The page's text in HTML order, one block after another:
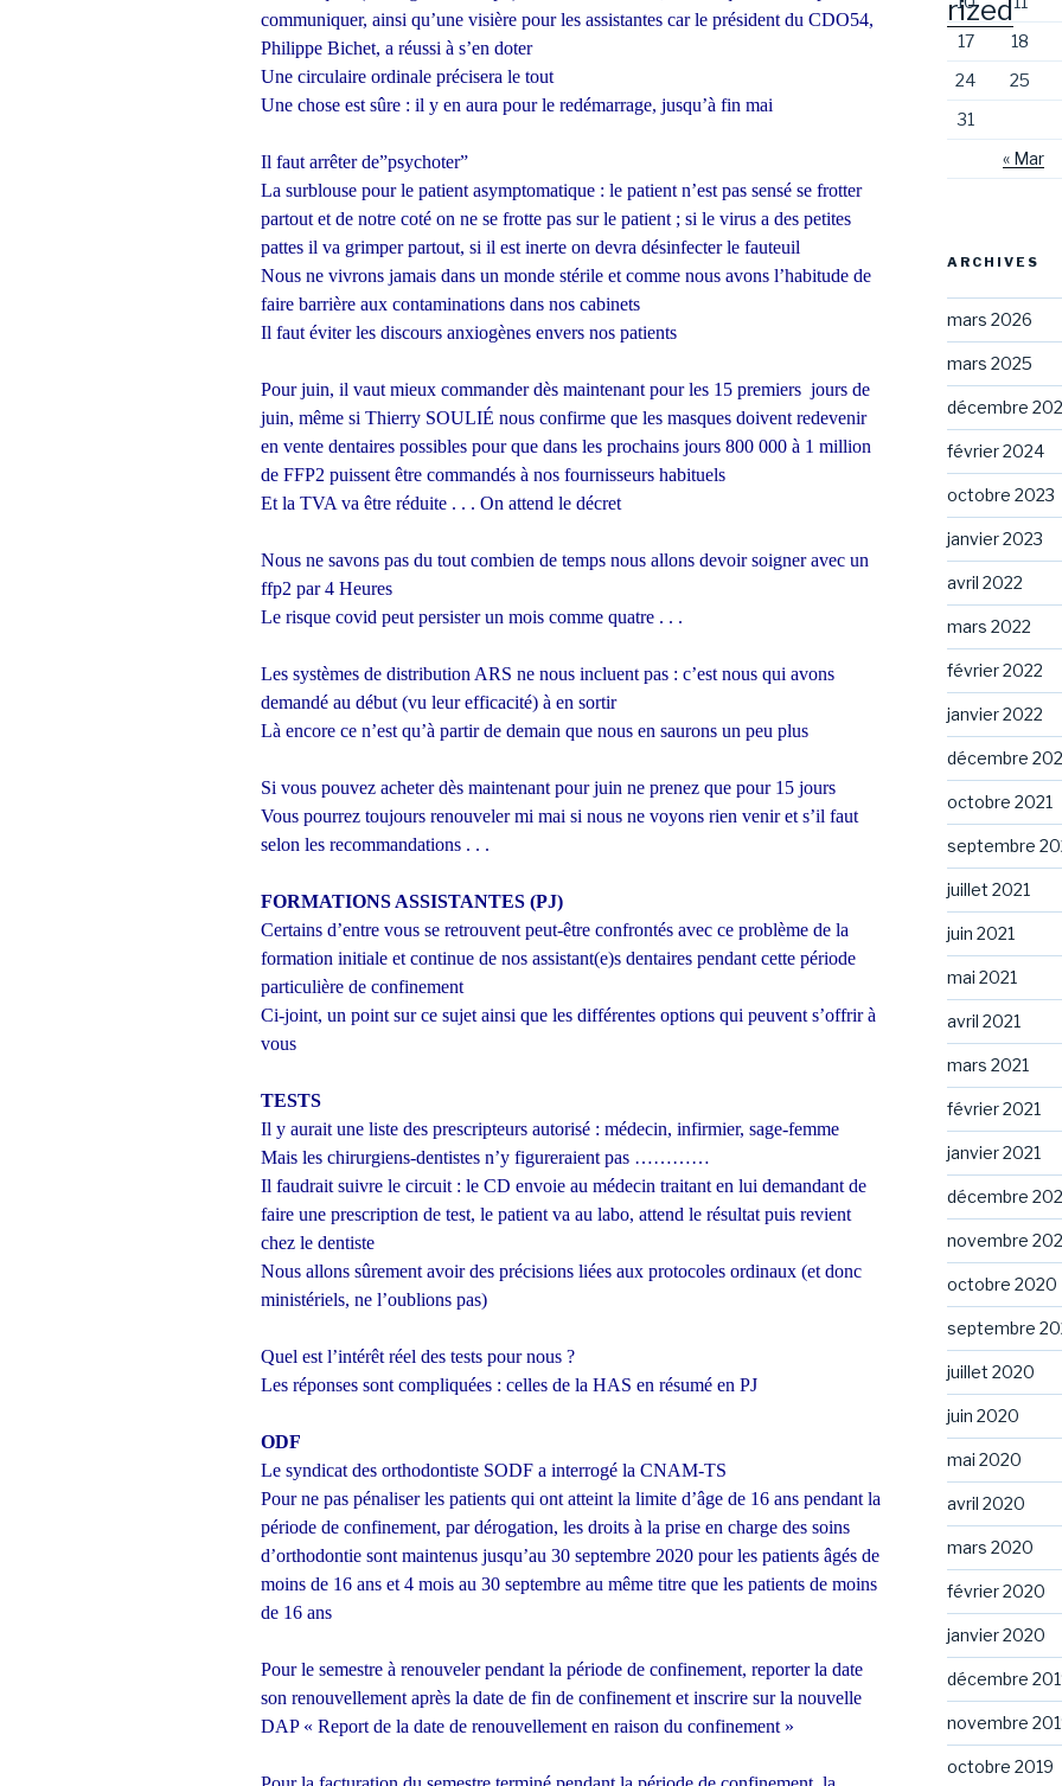
communiquer, ainsi qu’une visière pour les assistantes car le président du CDO54,
Philippe Bichet, a réussi à s’en doter
Une circulaire ordinale précisera le tout
Une chose est sûre : il y en aura pour le redémarrage, jusqu’à fin mai
Il faut arrêter de”psychoter”
La surblouse pour le patient asymptomatique : le patient n’est pas sensé se frotter
partout et de notre coté on ne se frotte pas sur le patient ; si le virus a des petites
pattes il va grimper partout, si il est inerte on devra désinfecter le fauteuil
Nous ne vivrons jamais dans un monde stérile et comme nous avons l’habitude de
faire barrière aux contaminations dans nos cabinets
Il faut éviter les discours anxiogènes envers nos patients
Pour juin, il vaut mieux commander dès maintenant pour les 15 premiers jours de
juin, même si Thierry SOULIÉ nous confirme que les masques doivent redevenir
en vente dentaires possibles pour que dans les prochains jours 800 000 à 1 million
de FFP2 puissent être commandés à nos fournisseurs habituels
Et la TVA va être réduite . . . On attend le décret
Nous ne savons pas du tout combien de temps nous allons devoir soigner avec un
ffp2 par 4 Heures
Le risque covid peut persister un mois comme quatre . . .
Les systèmes de distribution ARS ne nous incluent pas : c’est nous qui avons
demandé au début (vu leur efficacité) à en sortir
Là encore ce n’est qu’à partir de demain que nous en saurons un peu plus
Si vous pouvez acheter dès maintenant pour juin ne prenez que pour 15 jours
Vous pourrez toujours renouveler mi mai si nous ne voyons rien venir et s’il faut
selon les recommandations . . .
FORMATIONS ASSISTANTES (PJ)
Certains d’entre vous se retrouvent peut-être confrontés avec ce problème de la
formation initiale et continue de nos assistant(e)s dentaires pendant cette période
particulière de confinement
Ci-joint, un point sur ce sujet ainsi que les différentes options qui peuvent s’offrir à
vous
TESTS
Il y aurait une liste des prescripteurs autorisé : médecin, infirmier, sage-femme
Mais les chirurgiens-dentistes n’y figureraient pas …………
Il faudrait suivre le circuit : le CD envoie au médecin traitant en lui demandant de
faire une prescription de test, le patient va au labo, attend le résultat puis revient
chez le dentiste
Nous allons sûrement avoir des précisions liées aux protocoles ordinaux (et donc
ministériels, ne l’oublions pas)
Quel est l’intérêt réel des tests pour nous ?
Les réponses sont compliquées : celles de la HAS en résumé en PJ
ODF
Le syndicat des orthodontiste SODF a interrogé la CNAM-TS
Pour ne pas pénaliser les patients qui ont atteint la limite d’âge de 16 ans pendant la
période de confinement, par dérogation, les droits à la prise en charge des soins
d’orthodontie sont maintenus jusqu’au 30 septembre 2020 pour les patients âgés de
moins de 16 ans et 4 mois au 30 septembre au même titre que les patients de moins
de 16 ans
Pour le semestre à renouveler pendant la période de confinement, reporter la date
son renouvellement après la date de fin de confinement et inscrire sur la nouvelle
DAP « Report de la date de renouvellement en raison du confinement »
rized
« Mar
17
18
24
25
31
ARCHIVES
mars 2026
mars 2025
décembre
février 2024
octobre 2023
janvier 2023
avril 2022
mars 2022
février 2022
janvier 2022
décembre
octobre 2021
septembre
juillet 2021
juin 2021
mai 2021
avril 2021
mars 2021
février 2021
janvier 2021
décembre
novembre
octobre 2020
septembre
juillet 2020
juin 2020
mai 2020
avril 2020
mars 2020
février 2020
janvier 2020
décembre
novembre
octobre 2019